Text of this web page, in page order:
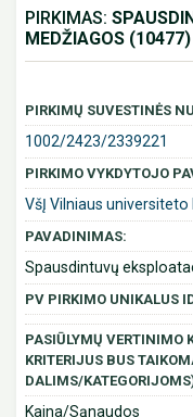
PIRKIMAS:
MEDŽIAGOS (10477)
PIRKIMŲ SUVESTINĖS
1002/2423/2339221
PIRKIMO VYKDYTOJO
VšĮ Vilniaus
PAVADINIMAS:
Spausdintuvų
PV PIRKIMO UNIKALUS
PASIŪLYMŲ VERTINIMO
KRITERIJUS BUS
DALIMS/
Kaina/Sąnaudos